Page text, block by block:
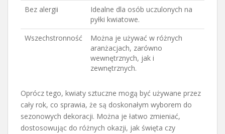
Bez alergii
Idealne dla osób uczulonych na
pyłki kwiatowe.
Wszechstronność
Można je używać w różnych
aranżacjach, zarówno
wewnętrznych, jak i
zewnętrznych.
Oprócz tego, kwiaty sztuczne mogą być używane przez
cały rok, co sprawia, że są doskonałym wyborem do
sezonowych dekoracji. Można je łatwo zmieniać,
dostosowując do różnych okazji, jak święta czy